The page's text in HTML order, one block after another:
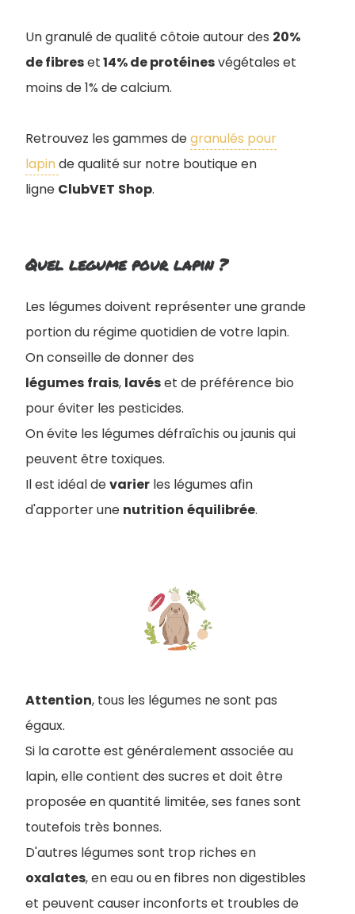
Un granulé de qualité côtoie autour des 20%
de fibreset14% de protéinesvégétales et
moins de 1% de calcium.
Retrouvez les gammes degranulés pour
lapin de qualité sur notre boutique en
ligne ClubVET Shop.
Quel legume pour lapin ?
Les légumes doivent représenter une grande
portion du régime quotidien de votre lapin.
On conseille de donner des
légumes frais, lavéset de préférence bio
pour éviter les pesticides.
On évite les légumes défraîchis ou jaunis qui
peuvent être toxiques.
Il est idéal devarier les légumes afin
d'apporter une nutrition équilibrée.
Attention, tous les légumes ne sont pas
égaux.
Si la carotte est généralement associée au
lapin, elle contient des sucres et doit être
proposée en quantité limitée, ses fanes sont
toutefois très bonnes.
D'autres légumes sont trop riches en
oxalates, en eau ou en fibres non digestibles
et peuvent causer inconforts et troubles de